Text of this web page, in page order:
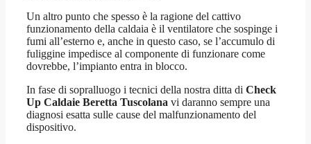
Un altro punto che spesso è la ragione del cattivo
funzionamento della caldaia è il ventilatore che sospinge i
fumi all’esterno e, anche in questo caso, se l’accumulo di
fuliggine impedisce al componente di funzionare come
dovrebbe, l’impianto entra in blocco.
In fase di sopralluogo i tecnici della nostra ditta di Check
Up Caldaie Beretta Tuscolana vi daranno sempre una
diagnosi esatta sulle cause del malfunzionamento del
dispositivo.